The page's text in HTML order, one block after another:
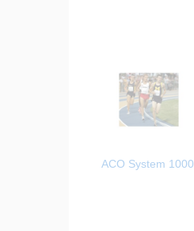
ACO System 1000